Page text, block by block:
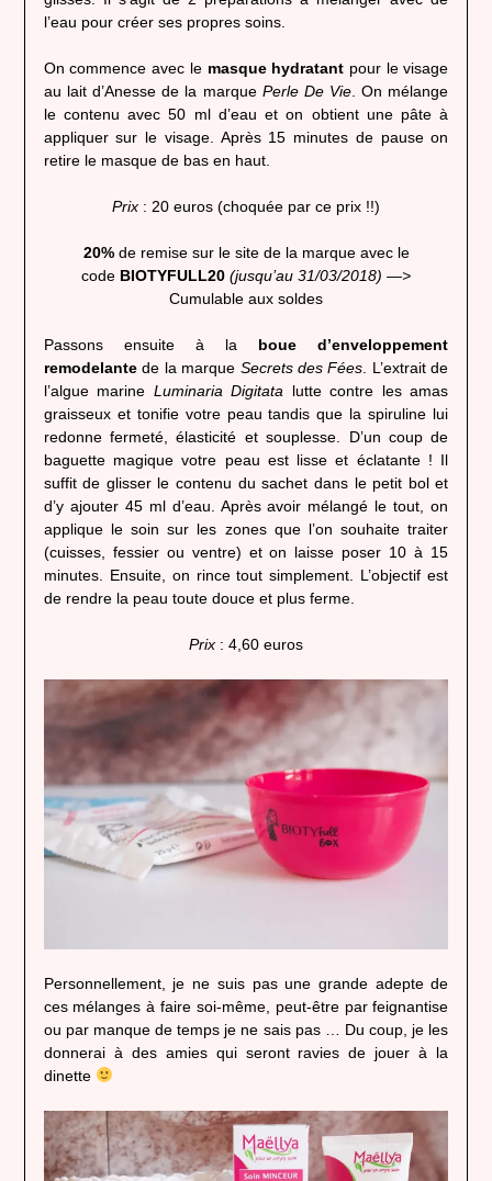
l’eau pour créer ses propres soins.
On commence avec le masque hydratant pour le visage
au lait d’Anesse de la marque Perle De Vie . On mélange
le contenu avec 50 ml d’eau et on obtient une pâte à
appliquer sur le visage. Après 15 minutes de pause on
retire le masque de bas en haut.
Prix : 20 euros (choquée par ce prix !!)
20% de remise sur le site de la marque avec le
code BIOTYFULL20 (jusqu’au 31/03/2018) —>
Cumulable aux soldes
Passons ensuite à la boue d’enveloppement
remodelantede la marque Secrets des Fées . L’extrait de
l’algue marine Luminaria Digitata lutte contre les amas
graisseux et tonifie votre peau tandis que la spiruline lui
redonne fermeté, élasticité et souplesse. D’un coup de
baguette magique votre peau est lisse et éclatante ! Il
suffit de glisser le contenu du sachet dans le petit bol et
d’y ajouter 45 ml d’eau. Après avoir mélangé le tout, on
applique le soin sur les zones que l’on souhaite traiter
(cuisses, fessier ou ventre) et on laisse poser 10 à 15
minutes. Ensuite, on rince tout simplement. L’objectif est
de rendre la peau toute douce et plus ferme.
Prix : 4,60 euros
Personnellement, je ne suis pas une grande adepte de
ces mélanges à faire soi-même, peut-être par feignantise
ou par manque de temps je ne sais pas … Du coup, je les
donnerai à des amies qui seront ravies de jouer à la
dinette